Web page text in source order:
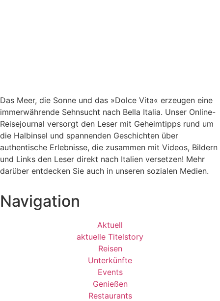
Das Meer, die Sonne und das »Dolce Vita« erzeugen eine
immerwährende Sehnsucht nach Bella Italia. Unser Online-
Reisejournal versorgt den Leser mit Geheimtipps rund um
die Halbinsel und spannenden Geschichten über
authentische Erlebnisse, die zusammen mit Videos, Bildern
und Links den Leser direkt nach Italien versetzen! Mehr
darüber entdecken Sie auch in unseren sozialen Medien.
Navigation
Aktuell
aktuelle Titelstory
Reisen
Unterkünfte
Events
Genießen
Restaurants